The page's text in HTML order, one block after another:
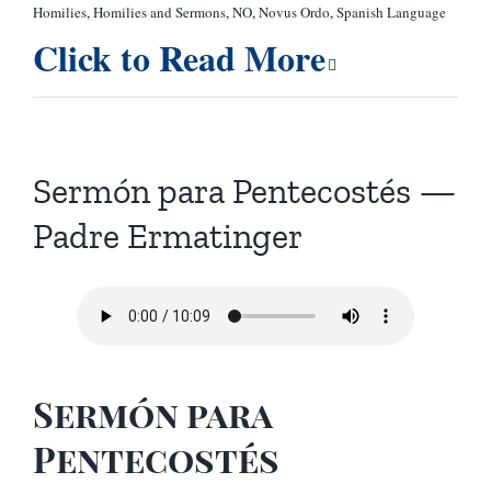
Homilies,Homilies and Sermons,NO,Novus Ordo,Spanish Language
Click to Read More
Sermón para Pentecostés —
Padre Ermatinger
Sermón para
Pentecostés